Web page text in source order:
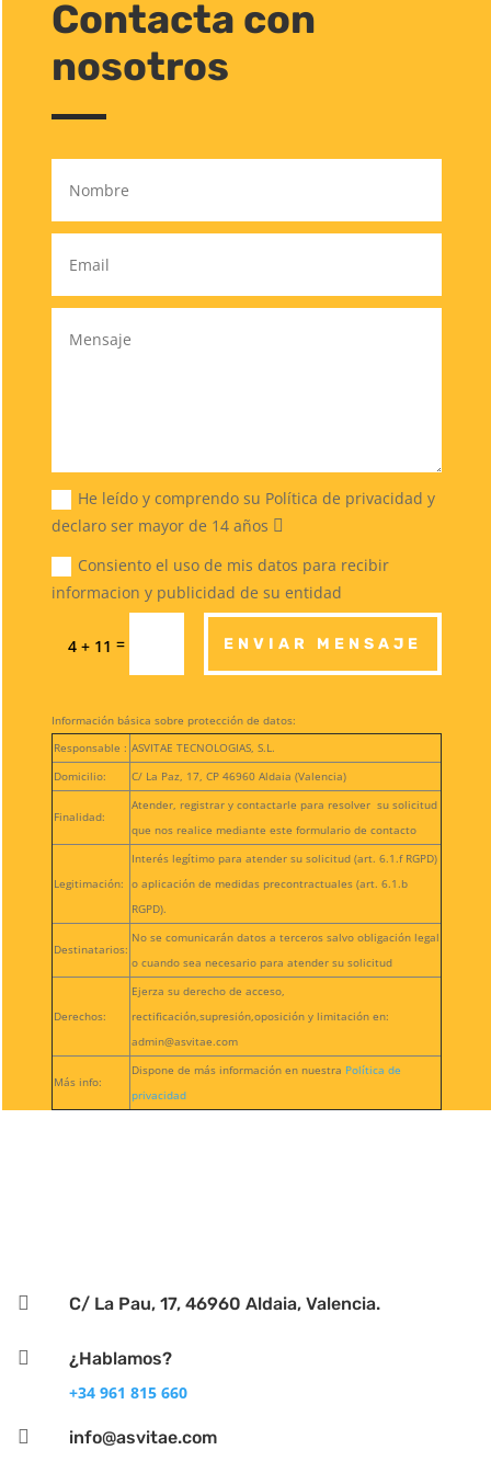
Contacta con
nosotros
He leído y comprendo su Política de privacidad y
declaro ser mayor de 14 años
Consiento el uso de mis datos para recibir
informacion y publicidad de su entidad
4 + 11 = ENVIAR MENSAJE
Información básica sobre protección de datos:
Responsable : ASVITAE TECNOLOGIAS, S.L.
Domicilio:
C/ La Paz, 17, CP 46960 Aldaia (Valencia)
Finalidad:
Atender, registrar y contactarle para resolver su solicitud
que nos realice mediante este formulario de contacto
Legitimación:
Interés legítimo para atender su solicitud (art. 6.1.f RGPD)
o aplicación de medidas precontractuales (art. 6.1.b
RGPD).
Destinatarios:
No se comunicarán datos a terceros salvo obligación legal
o cuando sea necesario para atender su solicitud
Derechos:
Ejerza su derecho de acceso,
rectificación,supresión,oposición y limitación en:
admin@asvitae.com
Más info:
Dispone de más información en nuestra Política de
privacidad
 C/ La Pau, 17, 46960 Aldaia, Valencia.

¿Hablamos?
+34 961 815 660
 info@asvitae.com